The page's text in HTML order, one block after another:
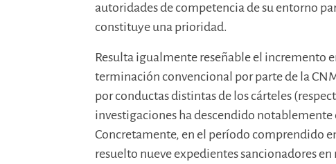
autoridades de competencia de su entorno
constituye una prioridad.
Resulta igualmente reseñable el incremento
terminación convencional por parte de la
por conductas distintas de los cárteles
investigaciones ha descendido notablemente
Concretamente, en el período comprendido
resuelto nueve expedientes sancionadores